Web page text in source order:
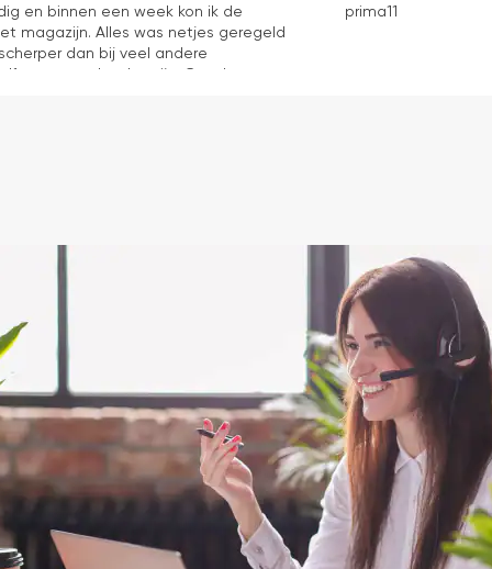
en binnen een week kon ik de
magazijn. Alles was netjes geregeld
dan bij veel andere
prima11